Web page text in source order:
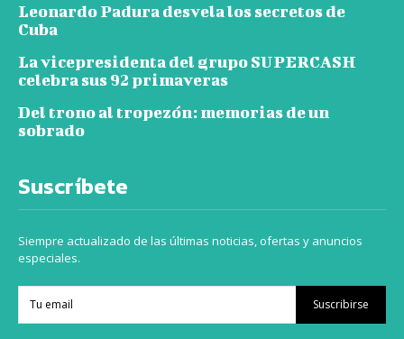
Leonardo Padura desvela los secretos de
Cuba
La vicepresidenta del grupo SUPERCASH
celebra sus 92 primaveras
Del trono al tropezón: memorias de un
sobrado
Suscríbete
Siempre actualizado de las últimas noticias, ofertas y anuncios
especiales.
Suscribirse